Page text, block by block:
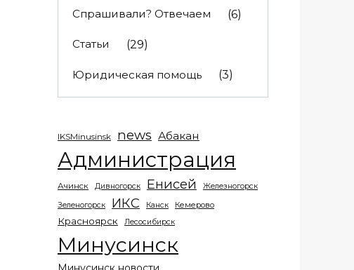
Спрашивали? Отвечаем (6)
Статьи (29)
Юридическая помощь (3)
IKSMinusinsk news Абакан
Администрация
Ачинск Дивногорск Енисей Железногорск
Зеленогорск ИКС Канск Кемерово
Красноярск Лесосибирск
Минусинск